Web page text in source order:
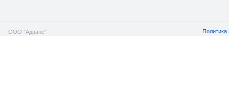
ООО "Адванс" Политика